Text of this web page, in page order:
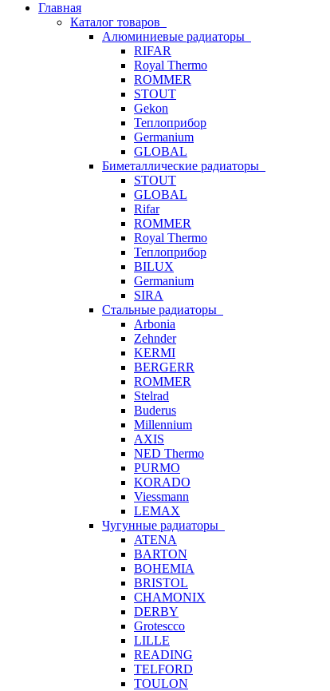
Главная
Каталог товаров
Алюминиевые радиаторы
RIFAR
Royal Thermo
ROMMER
STOUT
Gekon
Теплоприбор
Germanium
GLOBAL
Биметаллические радиаторы
STOUT
GLOBAL
Rifar
ROMMER
Royal Thermo
Теплоприбор
BILUX
Germanium
SIRA
Стальные радиаторы
Arbonia
Zehnder
KERMI
BERGERR
ROMMER
Stelrad
Buderus
Millennium
AXIS
NED Thermo
PURMO
KORADO
Viessmann
LEMAX
Чугунные радиаторы
ATENA
BARTON
BOHEMIA
BRISTOL
CHAMONIX
DERBY
Grotescco
LILLE
READING
TELFORD
TOULON